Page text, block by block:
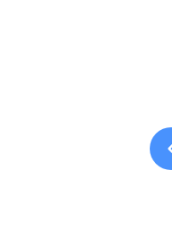
vnými letenkami od ob